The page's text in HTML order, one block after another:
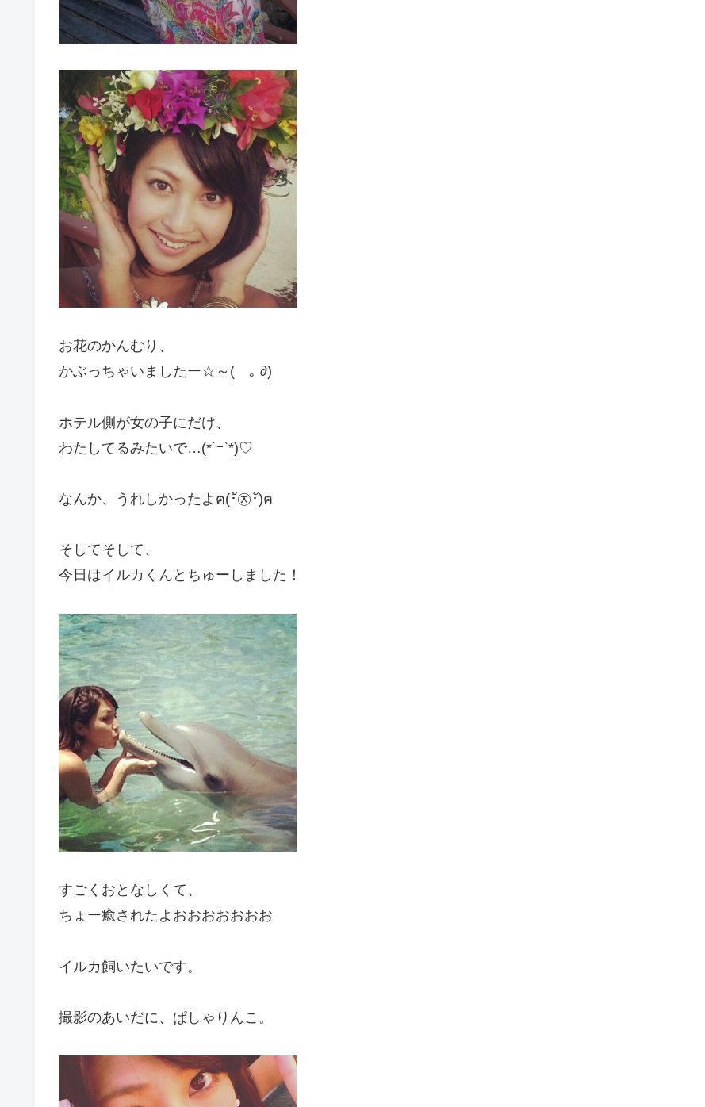
お花のかんむり、
かぶっちゃいましたー☆～(ゝ｡ ∂)
ホテル側が女の子にだけ、
わたしてるみたいで…(*´ｰ`*)♡
なんか、うれしかったよฅ(･ั㉨･ั)ฅ
そしてそして、
今日はイルカくんとちゅーしました！
すごくおとなしくて、
ちょー癒されたよおおおおおおお
イルカ飼いたいです。
撮影のあいだに、ぱしゃりんこ。